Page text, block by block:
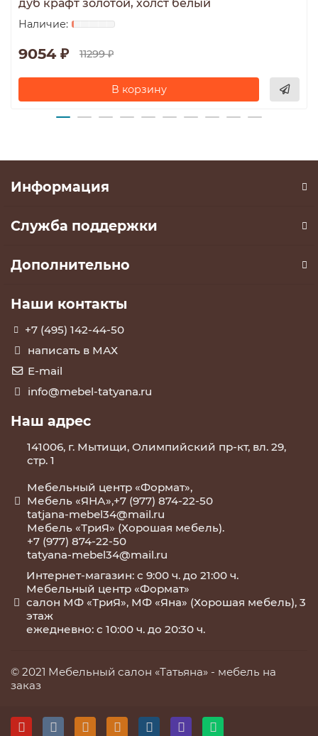
дуб крафт золотой, холст белый
9054 ₽ 11299 ₽
В корзину
Информация
Служба поддержки
Дополнительно
Наши контакты
+7 (495) 142-44-50
написать в МАХ
E-mail
info@mebel-tatyana.ru
Наш адрес
141006, г. Мытищи, Олимпийский пр-кт, вл. 29,
стр. 1
Мебельный центр «Формат»,
Мебель «ЯНА»,+7 (977) 874-22-50
tatjana-mebel34@mail.ru
Мебель «ТриЯ» (Хорошая мебель).
+7 (977) 874-22-50
tatyana-mebel34@mail.ru
Интернет-магазин: с 9:00 ч. до 21:00 ч.
Мебельный центр «Формат»
салон МФ «ТриЯ», МФ «Яна» (Хорошая мебель), 3
этаж
ежедневно: с 10:00 ч. до 20:30 ч.
© 2021 Мебельный салон «Татьяна» - мебель на
заказ